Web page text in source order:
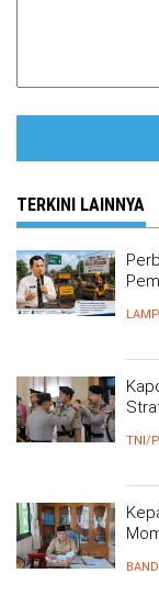
TERKINI LAINNYA
TNI/